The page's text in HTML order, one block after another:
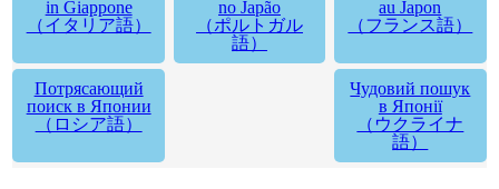
in Giappone
（イタリア語）
no Japão
（ポルトガル
語）
au Japon
（フランス語）
Потрясающий
поиск в Японии
（ロシア語）
Чудовий пошук
в Японії
（ウクライナ
語）